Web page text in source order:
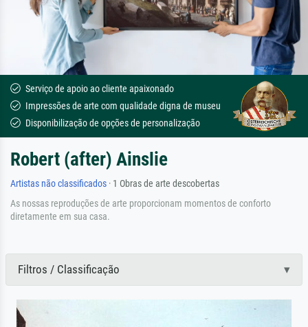
Serviço de apoio ao cliente apaixonado
Impressões de arte com qualidade digna de museu
Disponibilização de opções de personalização
Robert (after) Ainslie
Artistas não classificados · 1 Obras de arte descobertas
As nossas reproduções de arte proporcionam momentos de conforto
diretamente em sua casa.
Filtros / Classificação